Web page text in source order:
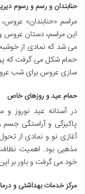
حنابندان و رسم و رسوم
مراسم «حنابندان»
این مراسم، دستان
می شد که نمادی از
حمام شکل می گرفت که پر
سازی عروس برای شب
حمام عید و روزهای خاص
در آستانه عید نوروز
پاکیزگی و آراستگی جسم
آغازی نو و نمادی از
مذهبی بود. اهمیت
خود می گرفت و باور بر
مرکز خدمات بهداشتی و